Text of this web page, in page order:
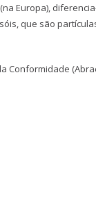
Europa),
que são
Conformidade